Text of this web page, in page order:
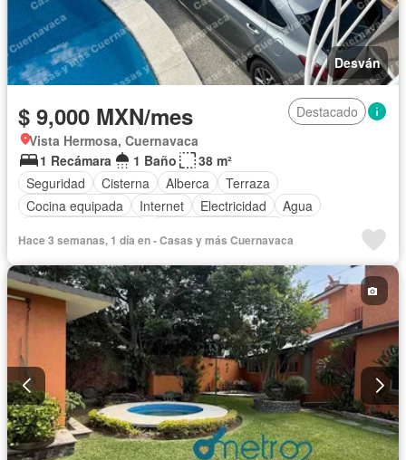
Desván
$ 9,000 MXN/mes
Destacado
Vista Hermosa, Cuernavaca
1 Recámara
1 Baño
38 m²
Seguridad
Cisterna Alberca
Terraza
Cocina equipada
Internet Electricidad
Agua
Completamente amueblado
Hace 3 semanas, 1 día en - Casas y más Cuernavaca